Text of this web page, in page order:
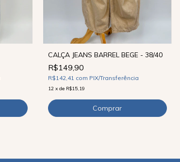
CALÇA JEANS BARREL BEGE - 38/40
R$149,90
R$142,41 com PIX/Transferência
12 xde R$15,19